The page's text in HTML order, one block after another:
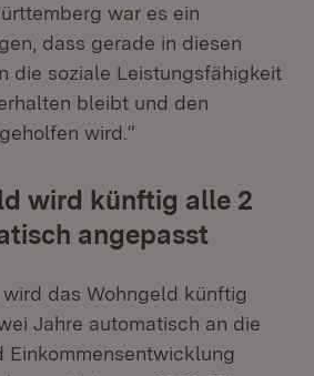
war es ein
dass gerade in diesen
die soziale Leistungsfähigkeit
bleibt und den
wird.“
wird künftig alle 2
angepasst
das Wohngeld künftig
Jahre automatisch an die
Einkommensentwicklung